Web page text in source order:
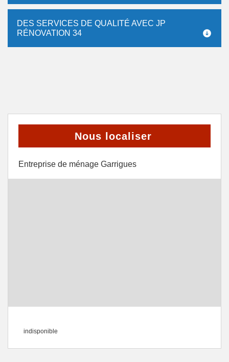
DES SERVICES DE QUALITÉ AVEC JP
RÉNOVATION 34
Nous localiser
Entreprise de ménage Garrigues
indisponible